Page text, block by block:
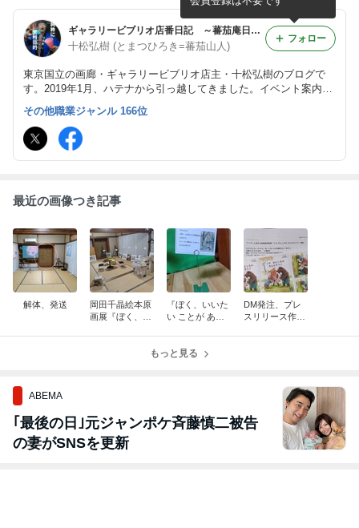
ギャラリービブリオ店番日記 ～蕃茄庵日録～
十松弘樹 (とまつひろき=蕃茄山人)
東京国立の画廊・ギャラリービブリオ店主・十松弘樹のブログで
す。2019年1月、ハテナから引っ越してきました。イベント案内や
日々の暮らしのことなどをゆるゆると。
フォロー
その他職業ジャンル 166位
最近の画像つき記事
解体、発送
岡田千晶絵本原
画展『ぼく、い
『ぼく、いいた
い ことが ある
千晶さんは11時
DM発注、プレ
スリリース作製
もっと見る
ABEMA
｢最後の日｣元ジャンポケ斉藤慎二被告
の妻がSNSを更新